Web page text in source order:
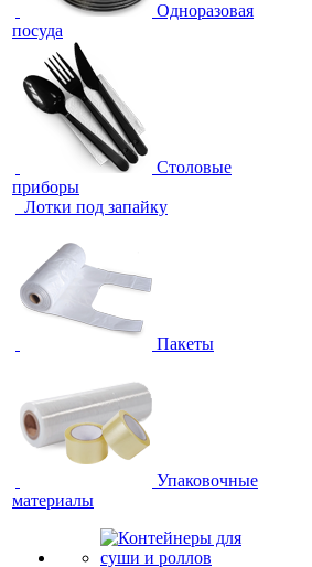
Одноразовая
посуда
Столовые
приборы
Лотки под запайку
Пакеты
Упаковочные
материалы